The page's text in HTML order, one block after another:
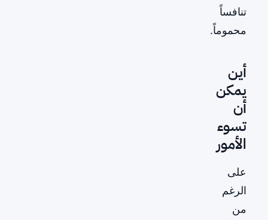
تنافساً
محموماً.
أين
يمكن
أن
تسوء
الأمور
على
الرغم
من